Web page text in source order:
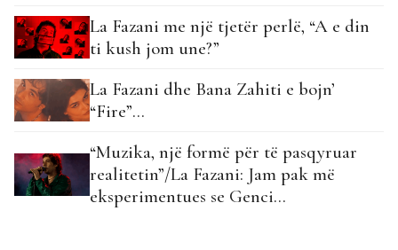
La Fazani me një tjetër perlë, “A e din
ti kush jom une?”
La Fazani dhe Bana Zahiti e bojn’
“Fire”…
“Muzika, një formë për të pasqyruar
realitetin”/La Fazani: Jam pak më
eksperimentues se Genci…